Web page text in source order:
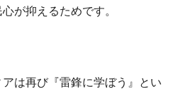
が抑えるためです。
アは再び『雷鋒に学ぼう』とい